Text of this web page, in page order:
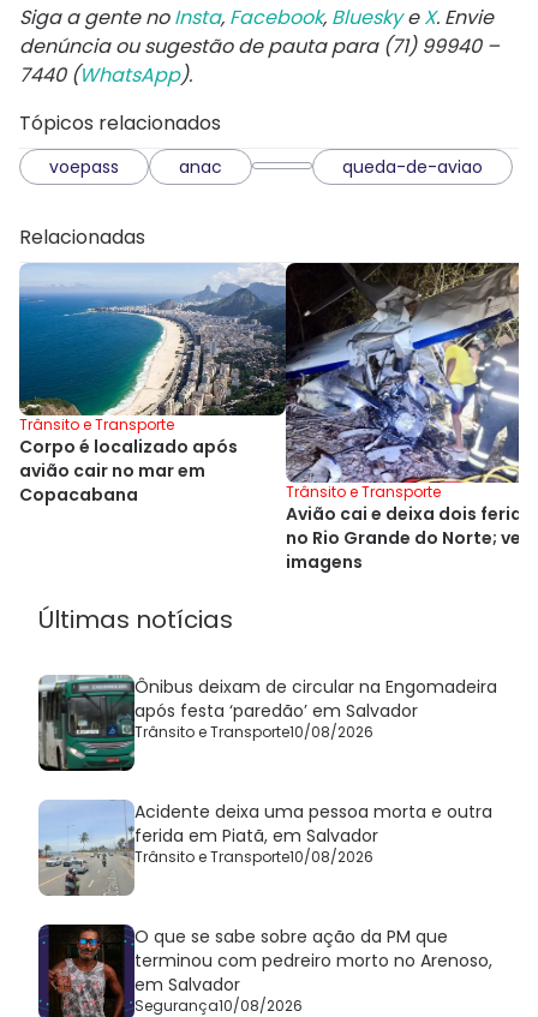
Siga a gente noInsta, Facebook, BlueskyeX. Envie
denúncia ou sugestão de pauta para (71) 99940 –
7440 (WhatsApp).
Tópicos relacionados
voepass anac queda-de-aviao
Relacionadas
Trânsito e Transporte
Corpo é localizado após
avião cair no mar em
Copacabana
Trânsito e Transporte
Avião cai e deixa dois
no Rio Grande do Norte; veja
imagens
Últimas notícias
Ônibus deixam de circular na Engomadeira
após festa ‘paredão’ em Salvador
Trânsito e Transporte10/08/2026
Acidente deixa uma pessoa morta e outra
ferida em Piatã, em Salvador
Trânsito e Transporte10/08/2026
O que se sabe sobre ação da PM que
terminou com pedreiro morto no Arenoso,
em Salvador
Segurança10/08/2026